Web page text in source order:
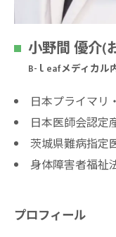
小野間 優介(
B-ｌeafメディカル
日本プライマリ
日本医師会認定
茨城県難病指定
身体障害者福祉
プロフィール